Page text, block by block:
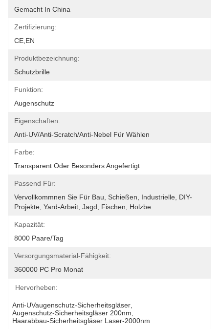
Gemacht In China
Zertifizierung:
CE,EN
Produktbezeichnung:
Schutzbrille
Funktion:
Augenschutz
Eigenschaften:
Anti-UV/Anti-Scratch/Anti-Nebel Für Wählen
Farbe:
Transparent Oder Besonders Angefertigt
Passend Für:
Vervollkommnen Sie Für Bau, Schießen, Industrielle, DIY-
Projekte, Yard-Arbeit, Jagd, Fischen, Holzbe
Kapazität:
8000 Paare/Tag
Versorgungsmaterial-Fähigkeit:
360000 PC Pro Monat
Hervorheben:
Anti-UVaugenschutz-Sicherheitsgläser
Augenschutz-Sicherheitsgläser 200nm
Haarabbau-Sicherheitsgläser Laser-2000nm